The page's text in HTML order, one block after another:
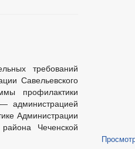
требований
Савельевского
профилактики
администрацией
Администрации
Чеченской